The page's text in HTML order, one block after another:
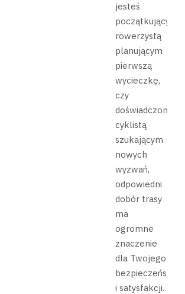
jesteś
początkującym
rowerzystą
planującym
pierwszą
wycieczkę,
czy
doświadczonym
cyklistą
szukającym
nowych
wyzwań,
odpowiedni
dobór trasy
ma
ogromne
znaczenie
dla Twojego
bezpieczeństwa
i satysfakcji.